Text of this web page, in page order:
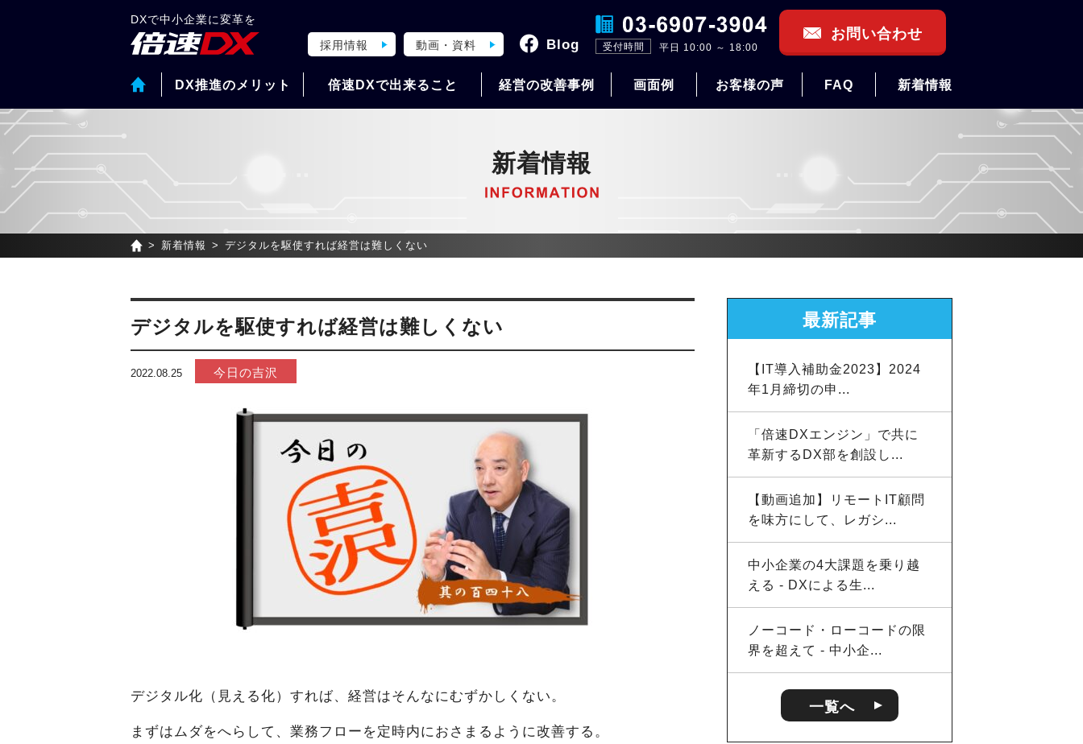
DXで中小企業に変革を
DX推進のメリット 倍速DXで出来ること 経営の改善事例 画面例 お客様の声 FAQ 新着情報
採用情報 動画・資料 Blog 受付時間 平日 10:00 ～ 18:00
お問い合わせ
新着情報
新着情報 デジタルを駆使すれば経営は難しくない
デジタルを駆使すれば経営は難しくない
2022.08.25 今日の吉沢
デジタル化（見える化）すれば、経営はそんなにむずかしくない。
まずはムダをへらして、業務フローを定時内におさまるように改善する。
最新記事
【IT導入補助金2023】2024
年1月締切の申...
「倍速DXエンジン」で共に
革新するDX部を創設し...
【動画追加】リモートIT顧問
を味方にして、レガシ...
中小企業の4大課題を乗り越
える - DXによる生...
ノーコード・ローコードの限
界を超えて - 中小企...
一覧へ